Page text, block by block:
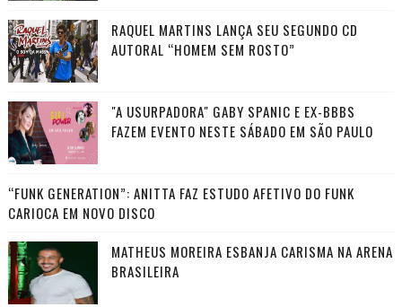
RAQUEL MARTINS LANÇA SEU SEGUNDO CD
AUTORAL “HOMEM SEM ROSTO”
"A USURPADORA" GABY SPANIC E EX-BBBS
FAZEM EVENTO NESTE SÁBADO EM SÃO PAULO
“FUNK GENERATION”: ANITTA FAZ ESTUDO AFETIVO DO FUNK
CARIOCA EM NOVO DISCO
MATHEUS MOREIRA ESBANJA CARISMA NA ARENA
BRASILEIRA